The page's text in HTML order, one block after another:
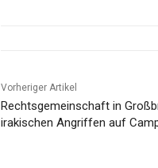
Vorheriger Artikel
Rechtsgemeinschaft in
irakischen Angriffen auf